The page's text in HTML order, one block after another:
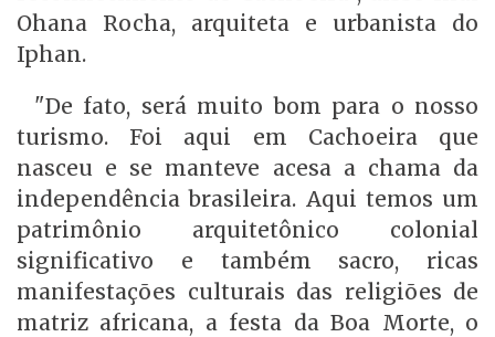
Ohana Rocha, arquiteta e urbanista do
Iphan.
"De fato, será muito bom para o nosso
turismo. Foi aqui em Cachoeira que
nasceu e se manteve acesa a chama da
independência brasileira. Aqui temos um
patrimônio arquitetônico colonial
significativo e também sacro, ricas
manifestações culturais das religiões de
matriz africana, a festa da Boa Morte, o